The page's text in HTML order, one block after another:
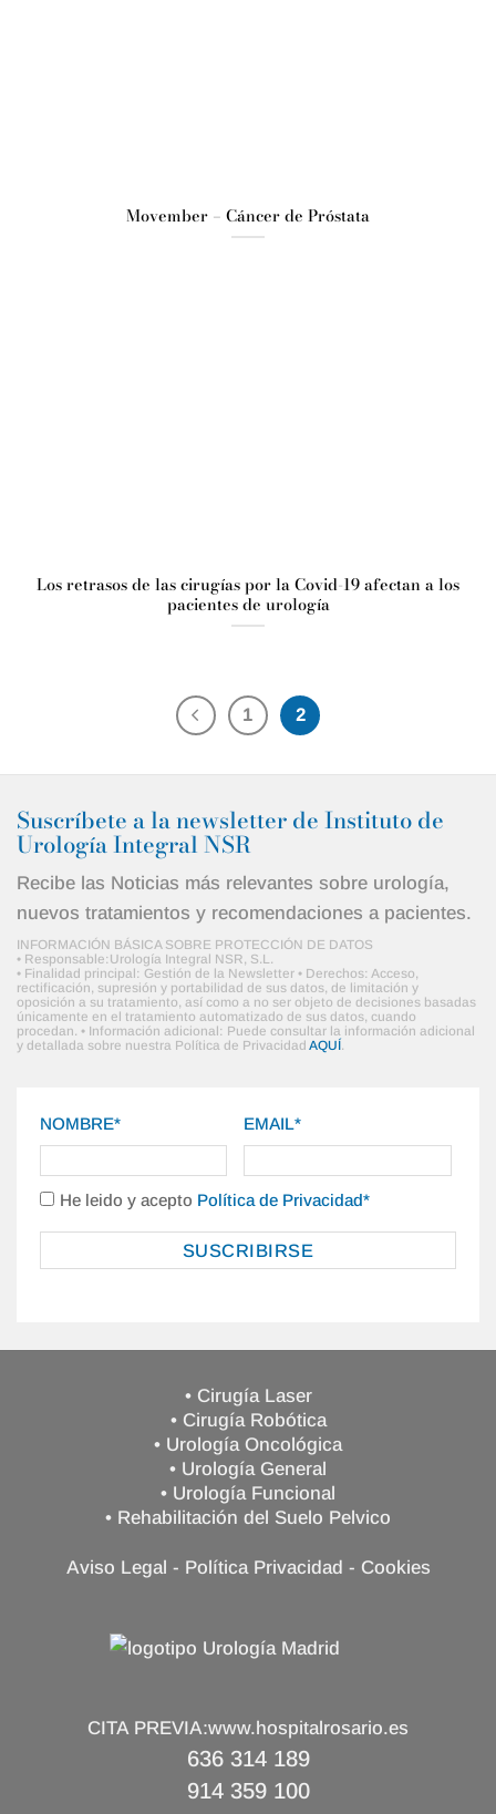
Movember – Cáncer de Próstata
Los retrasos de las cirugías por la Covid-19 afectan a los
pacientes de urología
1 2
Suscríbete a la newsletter de Instituto de
Urología Integral NSR
Recibe las Noticias más relevantes sobre urología,
nuevos tratamientos y recomendaciones a pacientes.
INFORMACIÓN BÁSICA SOBRE PROTECCIÓN DE DATOS
• Responsable:Urología Integral NSR, S.L.
• Finalidad principal: Gestión de la Newsletter • Derechos: Acceso,
rectificación, supresión y portabilidad de sus datos, de limitación y
oposición a su tratamiento, así como a no ser objeto de decisiones basadas
únicamente en el tratamiento automatizado de sus datos, cuando
procedan. • Información adicional: Puede consultar la información adicional
y detallada sobre nuestra Política de Privacidad AQUÍ.
NOMBRE* EMAIL*
He leido y acepto Política de Privacidad*
• Cirugía Laser
• Cirugía Robótica
• Urología Oncológica
• Urología General
• Urología Funcional
• Rehabilitación del Suelo Pelvico
Aviso Legal - Política Privacidad - Cookies
CITA PREVIA:www.hospitalrosario.es
636 314 189
914 359 100